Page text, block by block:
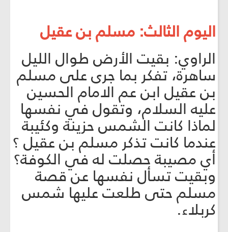
اليوم الثالث: مسلم بن عقيل
الراوي: بقيت الأرض طوال الليل
ساهرة، تفكر بما جرى على مسلم
بن عقيل ابن عم الامام الحسين
عليه السلام، وتقول في نفسها
لماذا كانت الشمس حزينة وكئيبة
عندما كانت تذكر مسلم بن عقيل ؟
أي مصيبة حصلت له في الكوفة؟
وبقيت تسأل نفسها عن قصة
مسلم حتى طلعت عليها شمس
كربلاء.